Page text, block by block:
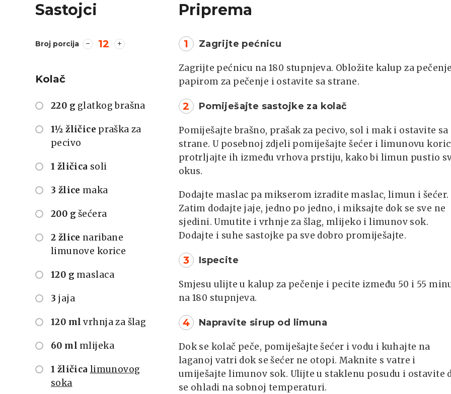
Sastojci
Broj porcija 12
Kolač
220 g glatkog brašna
1½ žličice praška za
pecivo
1 žličica soli
3 žlice maka
200 g šećera
2 žlice naribane
limunove korice
120 g maslaca
3 jaja
120 ml vrhnja za šlag
60 ml mlijeka
1 žličica limunovog
soka
Priprema
1 Zagrijte pećnicu
Zagrijte pećnicu na 180 stupnjeva. Obložite kalup za pečenje
papirom za pečenje i ostavite sa strane.
2 Pomiješajte sastojke za kolač
Pomiješajte brašno, prašak za pecivo, sol i mak i ostavite sa
strane. U posebnoj zdjeli pomiješajte šećer i limunovu
protrljajte ih između vrhova prstiju, kako bi limun pustio
okus.
Dodajte maslac pa mikserom izradite maslac, limun i šećer.
Zatim dodajte jaje, jedno po jedno, i miksajte dok se sve ne
sjedini. Umutite i vrhnje za šlag, mlijeko i limunov sok.
Dodajte i suhe sastojke pa sve dobro promiješajte.
3 Ispecite
Smjesu ulijte u kalup za pečenje i pecite između 50 i 55
na 180 stupnjeva.
4 Napravite sirup od limuna
Dok se kolač peče, pomiješajte šećer i vodu i kuhajte na
laganoj vatri dok se šećer ne otopi. Maknite s vatre i
umiješajte limunov sok. Ulijte u staklenu posudu i ostavite
se ohladi na sobnoj temperaturi.